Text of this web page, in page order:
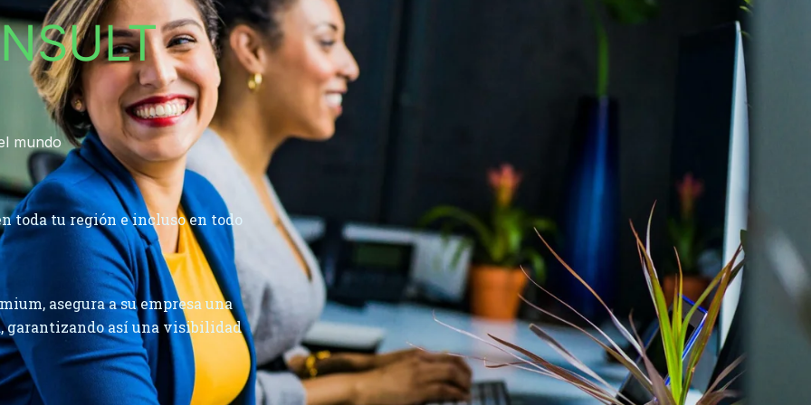
mundo
toda tu región e incluso en todo
asegura a su empresa una
garantizando así una visibilidad